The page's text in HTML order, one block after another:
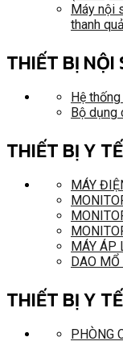
Máy nội
thanh
THIẾT BỊ
Hệ
Bộ dụng
THIẾT BỊ Y
MÁY
MÁY ÁP
DAO
THIẾT BỊ Y
PHÒNG